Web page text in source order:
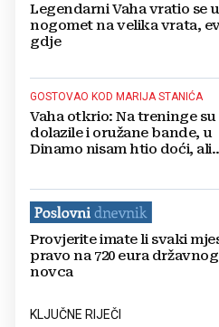
Legendarni Vaha vratio se u
nogomet na velika vrata,
gdje
GOSTOVAO KOD MARIJA STANIĆA
Vaha otkrio: Na treninge su mi
dolazile i oružane bande, u
Dinamo nisam htio doći,
Provjerite imate li svaki
pravo na 720 eura državnog
novca
KLJUČNE RIJEČI